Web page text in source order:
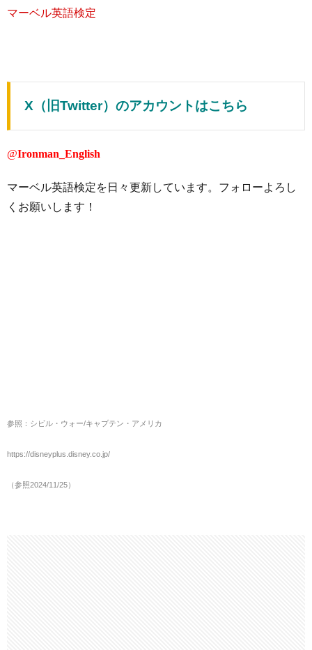
マーベル英語検定
X（旧Twitter）のアカウントはこちら
@Ironman_English
マーベル英語検定を日々更新しています。フォローよろし
くお願いします！
参照：シビル・ウォー/キャプテン・アメリカ
https://disneyplus.disney.co.jp/
（参照2024/11/25）